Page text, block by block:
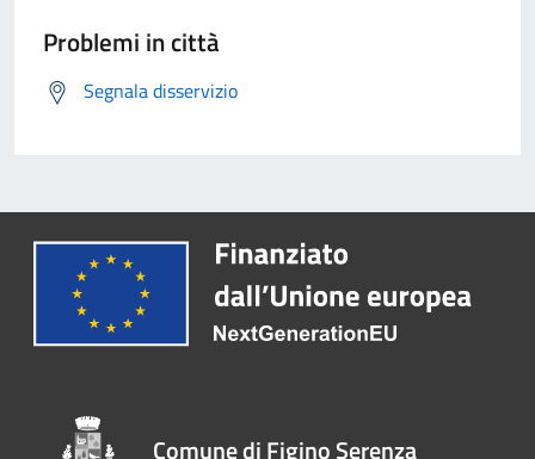
Problemi in città
Segnala disservizio
Comune di Figino Serenza